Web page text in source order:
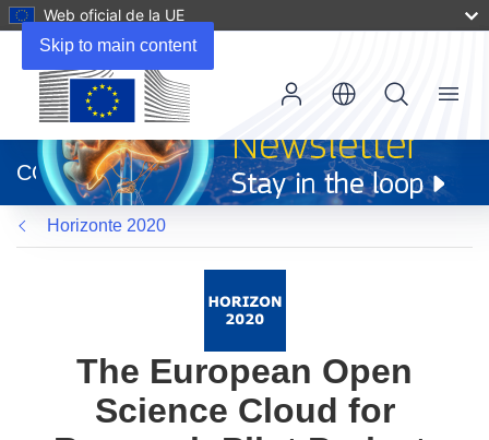
Skip to main content
Web oficial de la UE
abrirá
en
una
nueva
ventana)
CORDIS
Menu
Horizonte 2020
The European Open
Science Cloud for